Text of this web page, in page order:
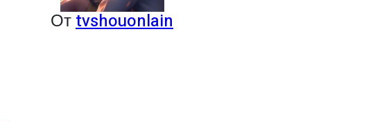
От tvshouonlain